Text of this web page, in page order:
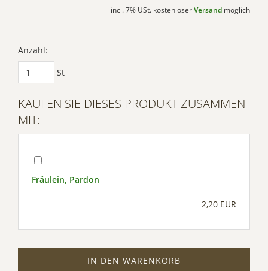
Powered by
Usercentrics Consent
incl. 7% USt. kostenloser Versand möglich
Anzahl:
St
KAUFEN SIE DIESES PRODUKT ZUSAMMEN
MIT:
Fräulein, Pardon
2,20 EUR
IN DEN WARENKORB